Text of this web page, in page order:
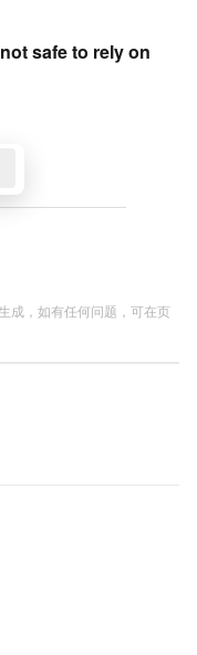
safe to rely on
成，如有任何问题，可在页